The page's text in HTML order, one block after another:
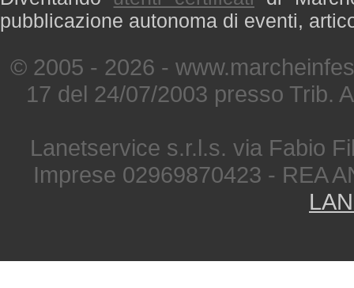
pubblicazione autonoma di eventi,
© 2005 - 2026 -
17 del 24/07/2003 presso Trib.
Lanetservice s.r.l.s. via Fabio
Imprese 02969870423 - REA